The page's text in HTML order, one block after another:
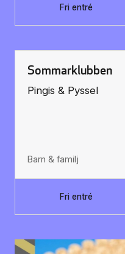
Fri entré
Sommarklubben
Pingis & Pyssel
Barn & familj
Fri entré